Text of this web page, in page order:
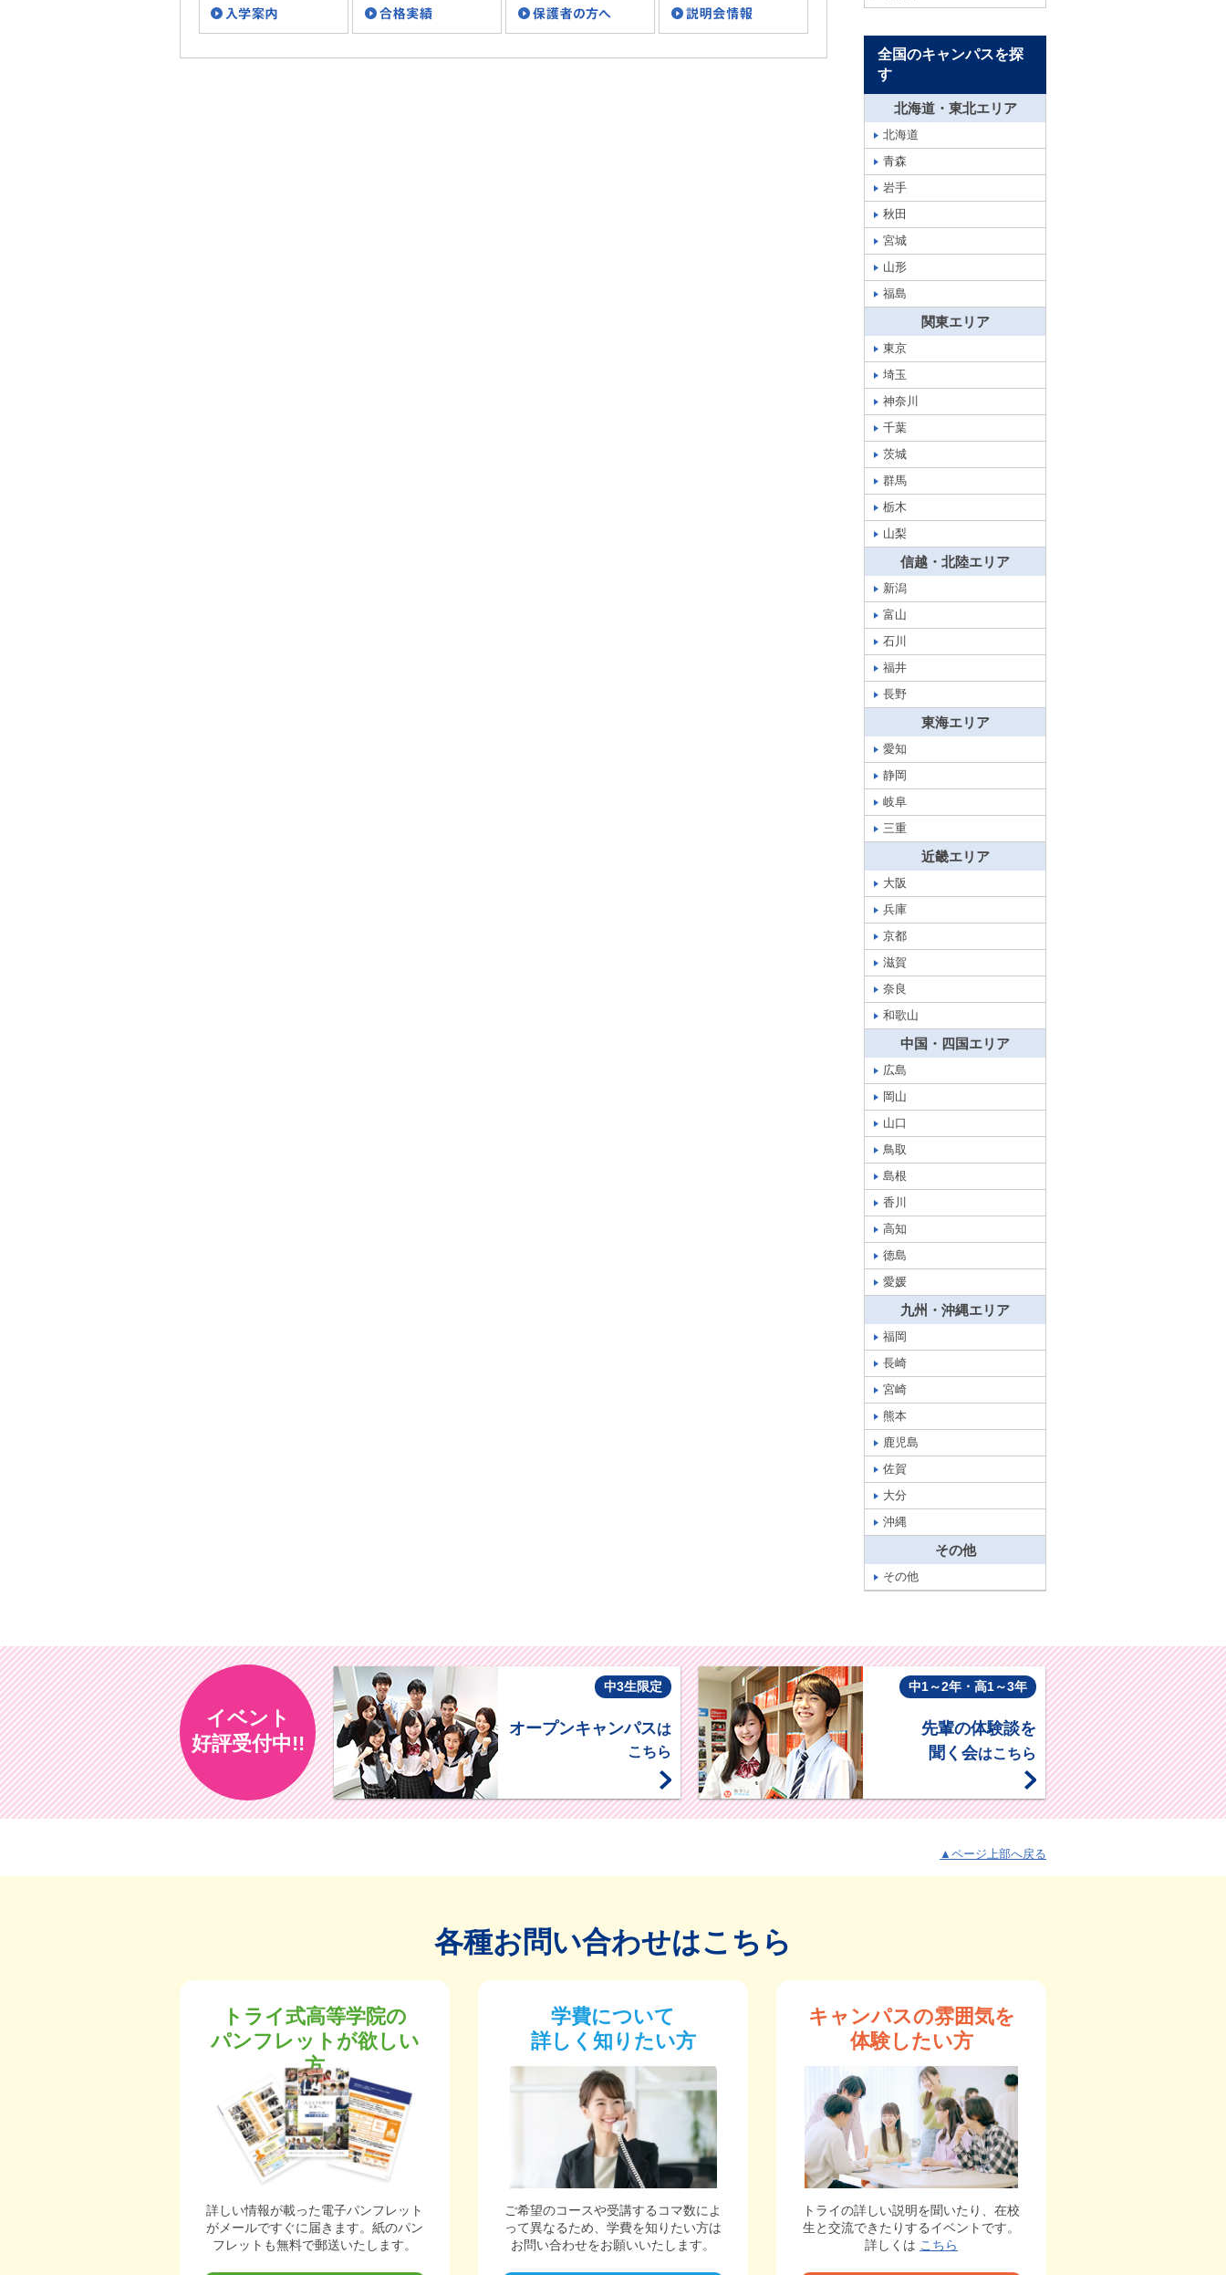
全国のキャンパスを探
す
北海道・東北エリア
北海道
青森
岩手
秋田
宮城
山形
福島
関東エリア
東京
埼玉
神奈川
千葉
茨城
群馬
栃木
山梨
信越・北陸エリア
新潟
富山
石川
福井
長野
東海エリア
愛知
静岡
岐阜
三重
近畿エリア
大阪
兵庫
京都
滋賀
奈良
和歌山
中国・四国エリア
広島
岡山
山口
鳥取
島根
香川
高知
徳島
愛媛
九州・沖縄エリア
福岡
長崎
宮崎
熊本
鹿児島
佐賀
大分
沖縄
その他
その他
イベント
好評受付中!!
中3生限定
オープンキャンパスは
こちら
中1～2年・高1～3年
先輩の体験談を
聞く会はこちら
▲ページ上部へ戻る
各種お問い合わせはこちら
トライ式高等学院の
パンフレットが欲しい
方
詳しい情報が載った電子パンフレット
がメールですぐに届きます。紙のパン
フレットも無料で郵送いたします。
学費について
詳しく知りたい方
ご希望のコースや受講するコマ数によ
って異なるため、学費を知りたい方は
お問い合わせをお願いいたします。
キャンパスの雰囲気を
体験したい方
トライの詳しい説明を聞いたり、在校
生と交流できたりするイベントです。
詳しくは こちら